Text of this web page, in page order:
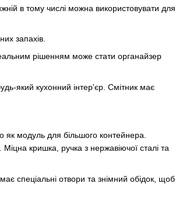
в тому числі можна використовувати для
запахів.
рішенням може стати органайзер
який кухонний інтер'єр. Смітник має
як модуль для більшого контейнера.
Міцна кришка, ручка з нержавіючої сталі та
спеціальні отвори та знімний обідок, щоб